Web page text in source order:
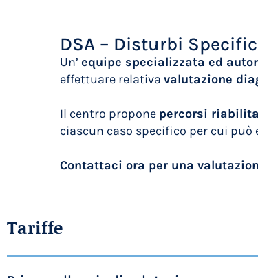
DSA – Disturbi
Un’equipe specializzata ed
effettuare relativavalutazione
Il centro propone percorsi
ciascun caso specifico per cui
Contattaci ora per una
Tariffe